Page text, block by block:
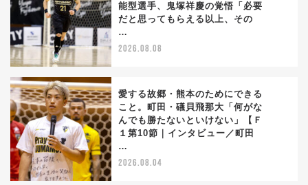
能型選手、鬼塚祥慶の覚悟「必要
だと思ってもらえる以上、その
…
2026.08.08
愛する故郷・熊本のためにできる
こと。町田・礒貝飛那大「何がな
んでも勝たないといけない」【Ｆ
１第10節｜インタビュー／町田
…
2026.08.04